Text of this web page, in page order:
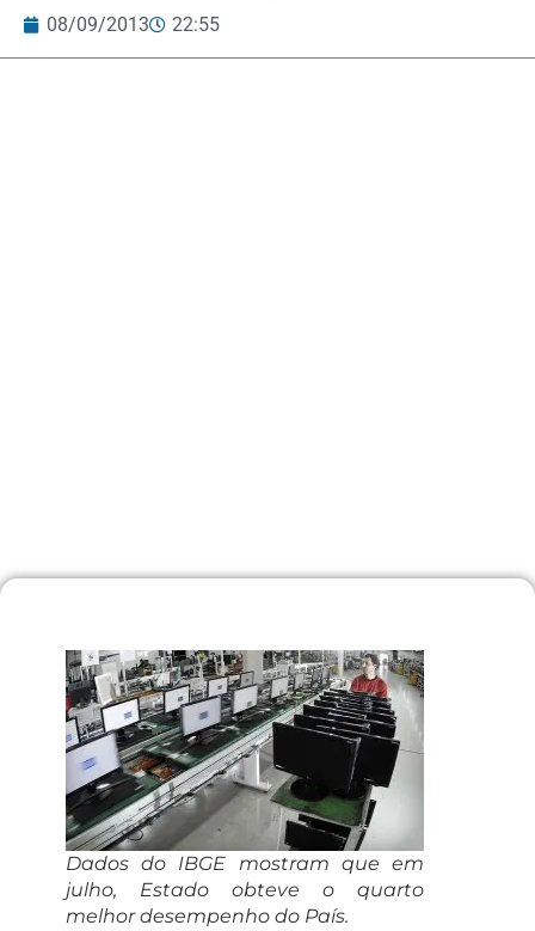
08/09/2013 22:55
Dados do IBGE mostram que em
julho, Estado obteve o quarto
melhor desempenho do País.